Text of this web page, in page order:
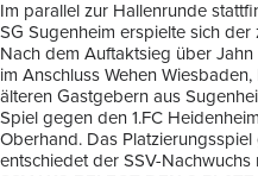
Im parallel zur Hallenrunde
SG Sugenheim erspielte sich
Nach dem Auftaktsieg über
im Anschluss Wehen
älteren Gastgebern aus
Spiel gegen den 1.FC
Oberhand. Das
entschiedet der SSV-